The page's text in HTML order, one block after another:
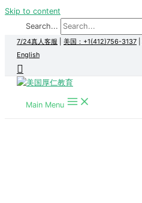
Skip to content
Search...
7/24真人客服 美国：+1(412)756-3137
English
Main Menu